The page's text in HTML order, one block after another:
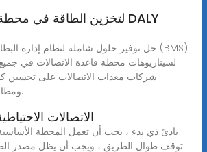
لسيناريوهات محطة قاعدة الاتصالات في جميع
شركات معدات الاتصالات على تحسين
ومطابقتها وإدارة الاستخدام.
الاتصالات
بادئ ذي بدء ، يجب أن تعمل المحطة الأساسية
توقف طوال الطريق ، ويجب أن يظل مصدر